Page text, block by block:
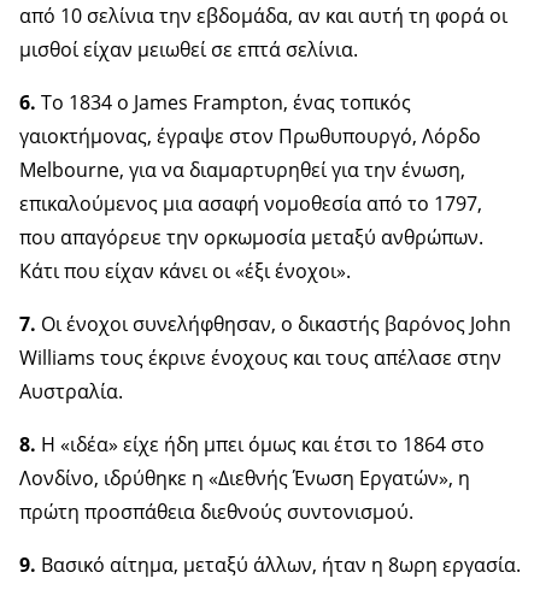
από 10 σελίνια την εβδομάδα, αν και αυτή τη φορά οι
μισθοί είχαν μειωθεί σε επτά σελίνια.
6. Το 1834 ο James Frampton, ένας τοπικός
γαιοκτήμονας, έγραψε στον Πρωθυπουργό, Λόρδο
Melbourne, για να διαμαρτυρηθεί για την ένωση,
επικαλούμενος μια ασαφή νομοθεσία από το 1797,
που απαγόρευε την ορκωμοσία μεταξύ ανθρώπων.
Κάτι που είχαν κάνει οι «έξι ένοχοι».
7. Οι ένοχοι συνελήφθησαν, ο δικαστής βαρόνος John
Williams τους έκρινε ένοχους και τους απέλασε στην
Αυστραλία.
8. Η «ιδέα» είχε ήδη μπει όμως και έτσι το 1864 στο
Λονδίνο, ιδρύθηκε η «Διεθνής Ένωση Εργατών», η
πρώτη προσπάθεια διεθνούς συντονισμού.
9. Βασικό αίτημα, μεταξύ άλλων, ήταν η 8ωρη εργασία.